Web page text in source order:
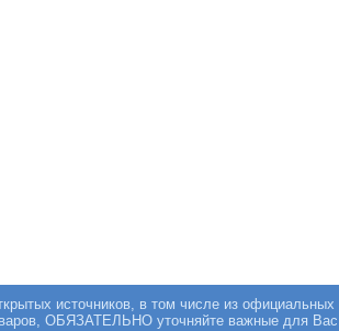
источников, в том числе из
ОБЯЗАТЕЛЬНО уточняйте важные для